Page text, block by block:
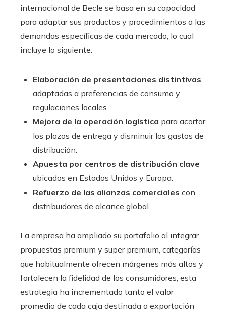
internacional de Becle se basa en su capacidad
para adaptar sus productos y procedimientos a las
demandas específicas de cada mercado, lo cual
incluye lo siguiente:
Elaboración de presentaciones distintivas
adaptadas a preferencias de consumo y
regulaciones locales.
Mejora de la operación logística para acortar
los plazos de entrega y disminuir los gastos de
distribución.
Apuesta por centros de distribución clave
ubicados en Estados Unidos y Europa.
Refuerzo de las alianzas comerciales con
distribuidores de alcance global.
La empresa ha ampliado su portafolio al integrar
propuestas premium y super premium, categorías
que habitualmente ofrecen márgenes más altos y
fortalecen la fidelidad de los consumidores; esta
estrategia ha incrementado tanto el valor
promedio de cada caja destinada a exportación